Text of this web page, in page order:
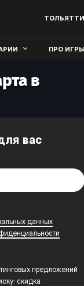
ТОЛЬЯТТИ
ПРО ИГРЫ
в
вас
данных
предложений
скидка